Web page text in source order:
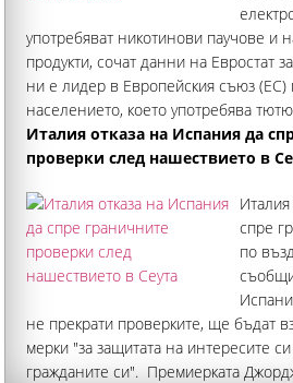
употребяват никотинови паучове и
продукти, сочат данни на Евростат
ни е лидер в Европейския съюз (ЕС)
населението, което употребява
доста над средния дял за съюза по
Италия отказа на Испания да
проверки след нашествието в
спре
по
не прекрати проверките, ще бъдат
мерки "за защитата на интересите
гражданите си". Премиерката